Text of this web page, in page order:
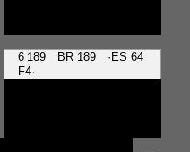
6 189 BR 189 ·ES 64
F4·